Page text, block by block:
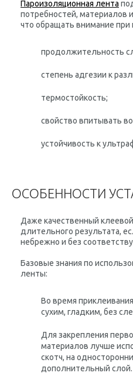
Пароизоляционная лента
потребностей, материалов
что обращать внимание при
продолжительность
степень адгезии к
термостойкость;
свойство впитывать
устойчивость к
ОСОБЕННОСТИ
Даже качественный
длительного результата,
небрежно и без
Базовые знания по
ленты:
Во время
сухим, гладким, без
Для закрепления
материалов лучше
скотч, на
дополнительный слой.